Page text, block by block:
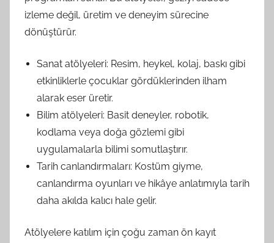
izleme değil, üretim ve deneyim sürecine
dönüştürür.
Sanat atölyeleri: Resim, heykel, kolaj, baskı gibi
etkinliklerle çocuklar gördüklerinden ilham
alarak eser üretir.
Bilim atölyeleri: Basit deneyler, robotik,
kodlama veya doğa gözlemi gibi
uygulamalarla bilimi somutlaştırır.
Tarih canlandırmaları: Kostüm giyme,
canlandırma oyunları ve hikâye anlatımıyla tarih
daha akılda kalıcı hale gelir.
Atölyelere katılım için çoğu zaman ön kayıt